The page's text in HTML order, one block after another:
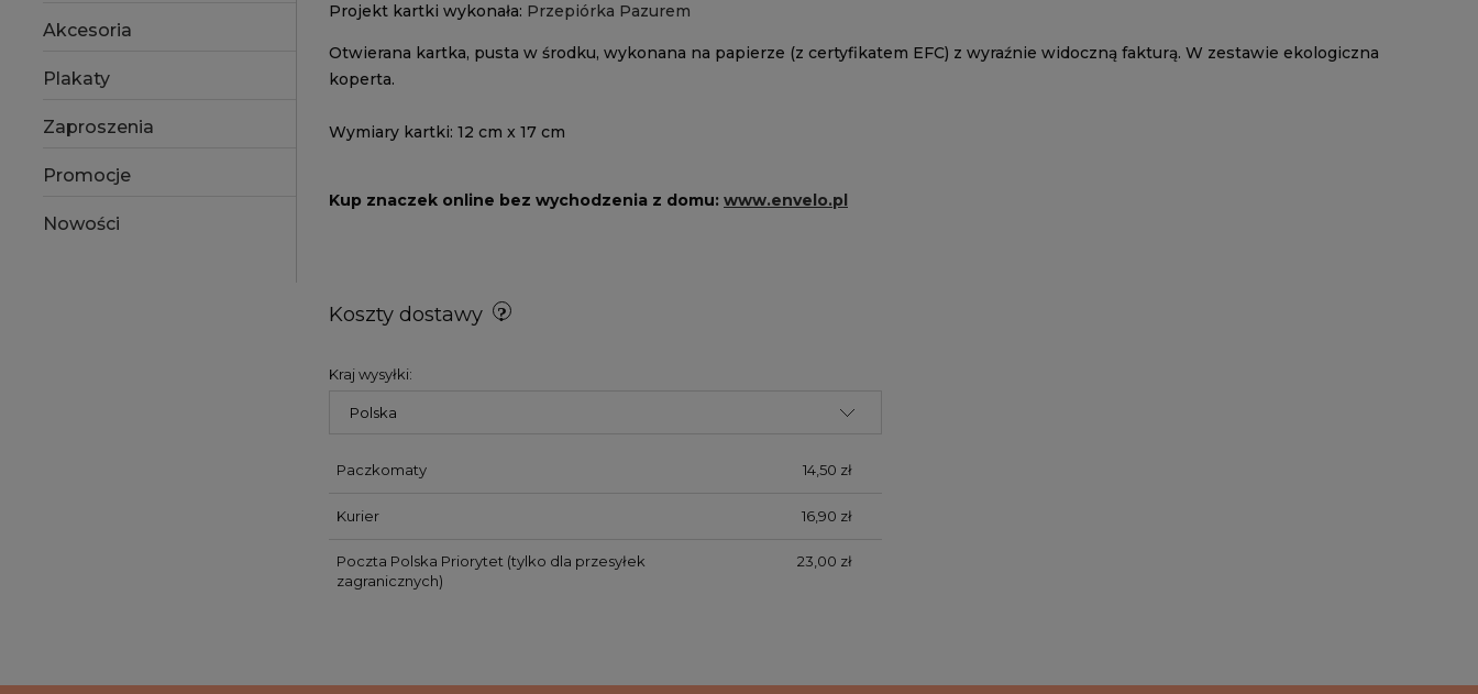
Akcesoria
Plakaty
Zaproszenia
Promocje
Nowości
Projekt kartki wykonała: Przepiórka Pazurem
Otwierana kartka, pusta w środku, wykonana na papierze (z certyfikatem EFC) z wyraźnie widoczną fakturą. W zestawie ekologiczna
koperta.
Wymiary kartki: 12 cm x 17 cm
Kup znaczek online bez wychodzenia z domu: www.envelo.pl
Koszty dostawy
Kraj wysyłki:
Paczkomaty 14,50 zł
Kurier 16,90 zł
Poczta Polska Priorytet (tylko dla przesyłek
zagranicznych)
23,00 zł